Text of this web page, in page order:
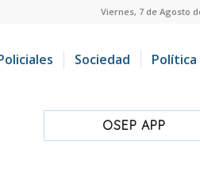
Viernes, 7 de Agosto
Sociedad Política
OSEP APP